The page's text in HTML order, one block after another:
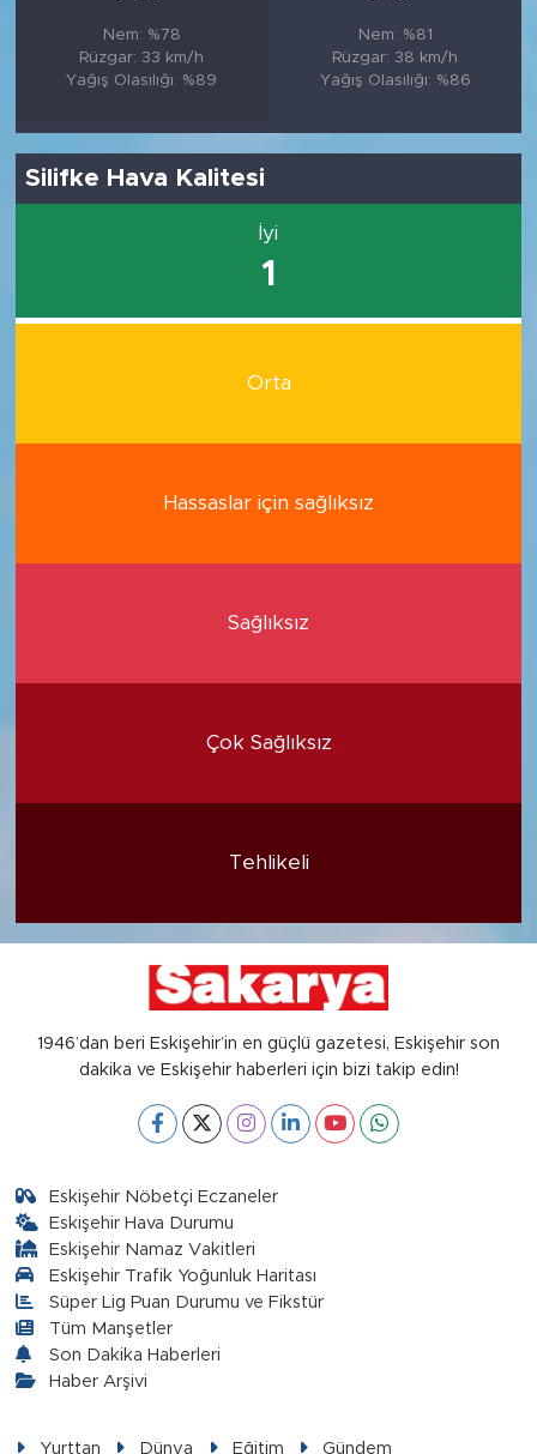
Nem: %78
Rüzgar: 33 km/h
Yağış Olasılığı: %89
Nem: %81
Rüzgar: 38 km/h
Yağış Olasılığı: %86
Silifke Hava Kalitesi
İyi
1
Orta
Hassaslar için sağlıksız
Sağlıksız
Çok Sağlıksız
Tehlikeli
1946’dan beri Eskişehir’in en güçlü gazetesi, Eskişehir son
dakika ve Eskişehir haberleri için bizi takip edin!
Eskişehir Nöbetçi Eczaneler
Eskişehir Hava Durumu
Eskişehir Namaz Vakitleri
Eskişehir Trafik Yoğunluk Haritası
Süper Lig Puan Durumu ve Fikstür
Tüm Manşetler
Son Dakika Haberleri
Haber Arşivi
Yurttan Dünya Eğitim Gündem